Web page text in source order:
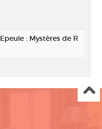
: Mystères de R